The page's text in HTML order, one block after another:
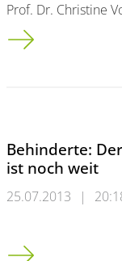
Prof. Dr. Christine
Hochschulen<br /
Behinderte:
ist noch weit
25.07.2013 |
Behinderte: Der